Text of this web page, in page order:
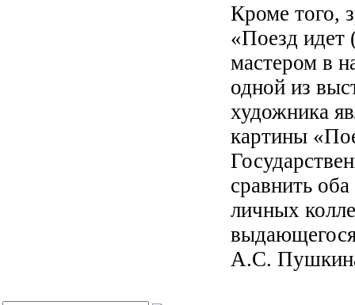
Кроме того,
«Поезд идет
мастером в
одной из
художника
картины
сравнить
личных
А.С.